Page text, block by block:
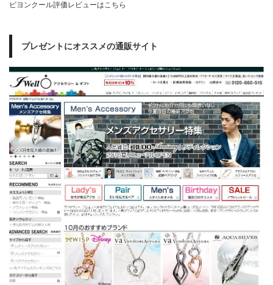
ビヨンクール評価レビューはこちら
プレゼントにオススメの通販サイト